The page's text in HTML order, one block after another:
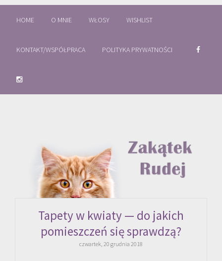
HOME O MNIE WŁOSY WISHLIST
KONTAKT/WSPÓŁPRACA POLITYKA PRYWATNOŚCI
Tapety w kwiaty — do jakich
pomieszczeń się sprawdzą?
czwartek, 20 grudnia 2018